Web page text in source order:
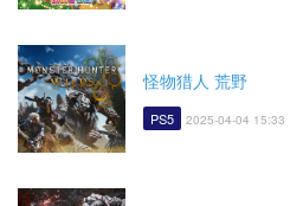
怪物猎人 荒野
PS5 2025-04-04 15:33